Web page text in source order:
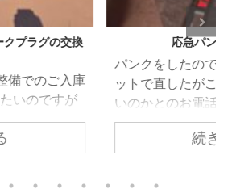
パンク修理の後は
ので車載のパンク修理キ
がこのまま乗り続けて良
電話がありました。 車載
キットはあくまでも応急
なのでパンク修理箇所の
店いただきました。 昨今
VW
VW
受け
れた
れて
でし